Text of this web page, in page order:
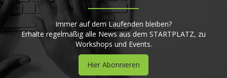
Immer auf dem Laufenden bleiben?
Erhalte regelmäßig alle News aus dem STARTPLATZ, zu
Workshops und Events.
Hier Abonnieren